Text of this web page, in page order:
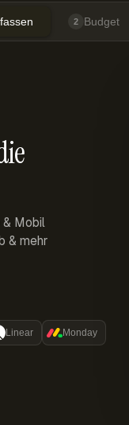
2 Budget
Mobil
& mehr
Linear Monday